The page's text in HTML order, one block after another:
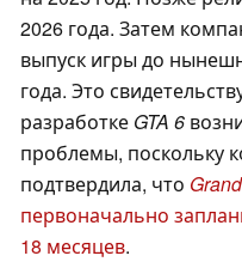
2026 года. Затем
выпуск игры до
года. Это
разработке GTA 6
проблемы, поскольку
подтвердила, что
первоначально
18 месяцев.